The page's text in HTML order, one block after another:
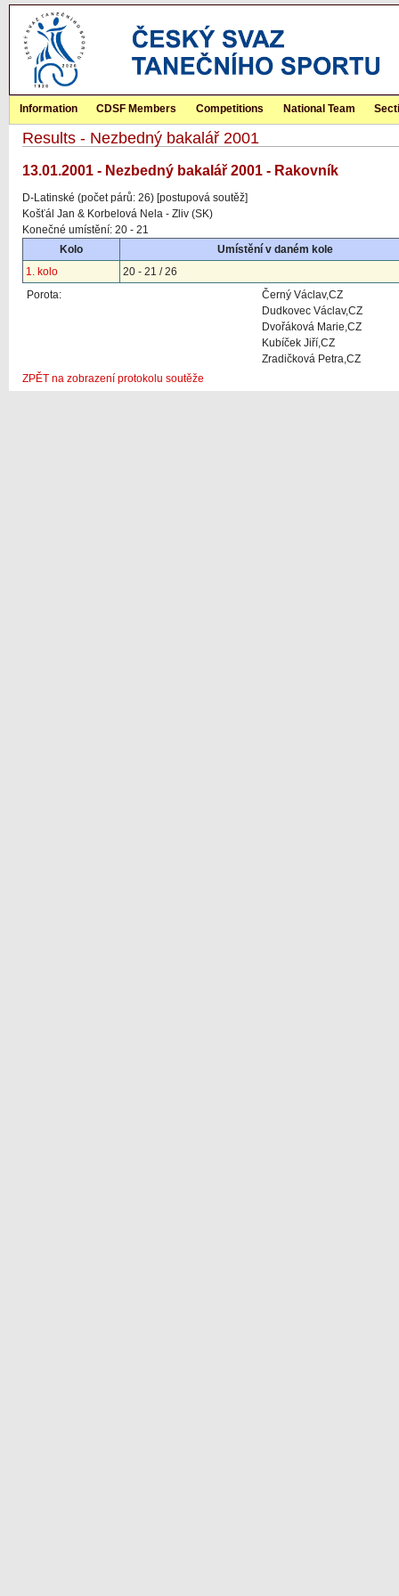
Information CDSF Members Competitions National Team
Results - Nezbedný bakalář 2001
13.01.2001 - Nezbedný bakalář 2001 - Rakovník
D-Latinské (počet párů: 26) [postupová soutěž]
Košťál Jan & Korbelová Nela - Zliv (SK)
Konečné umístění: 20 - 21
Kolo
Umístění v daném kole
1. kolo
20 - 21 / 26
Porota:
Černý Václav,CZ
Dudkovec Václav,CZ
Dvořáková Marie,CZ
Kubíček Jiří,CZ
Zradičková Petra,CZ
ZPĚT na zobrazení protokolu soutěže